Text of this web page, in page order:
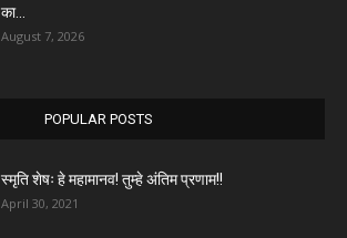
का...
August 7, 2026
POPULAR POSTS
स्मृति शेषः हे महामानव! तुम्हे अंतिम प्रणाम!!
April 30, 2021